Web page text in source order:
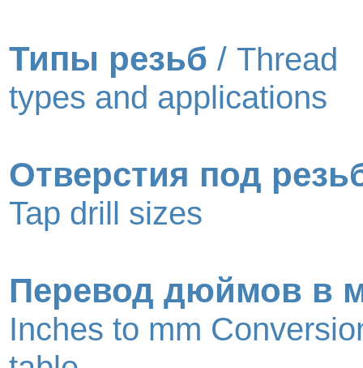
Типы резьб / Thread
types and applications
Отверстия под
Tap drill sizes
Перевод дюймов в
Inches to mm